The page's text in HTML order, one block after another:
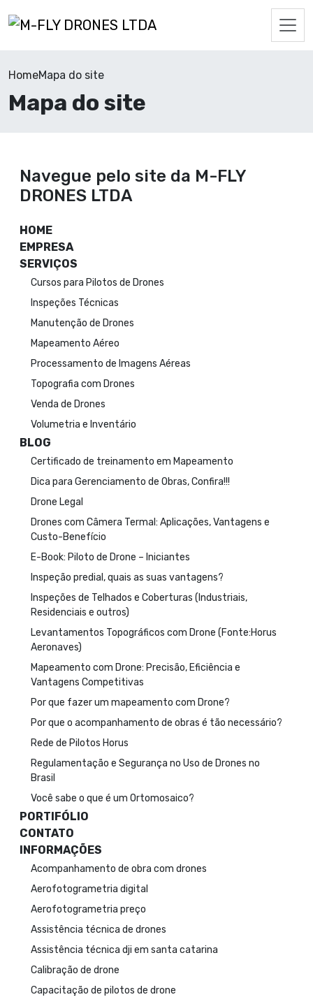
HomeMapa do site
Mapa do site
Navegue pelo site da M-FLY
DRONES LTDA
HOME
EMPRESA
SERVIÇOS
Cursos para Pilotos de Drones
Inspeções Técnicas
Manutenção de Drones
Mapeamento Aéreo
Processamento de Imagens Aéreas
Topografia com Drones
Venda de Drones
Volumetria e Inventário
BLOG
Certificado de treinamento em Mapeamento
Dica para Gerenciamento de Obras, Confira!!!
Drone Legal
Drones com Câmera Termal: Aplicações, Vantagens e
Custo-Benefício
E-Book: Piloto de Drone – Iniciantes
Inspeção predial, quais as suas vantagens?
Inspeções de Telhados e Coberturas (Industriais,
Residenciais e outros)
Levantamentos Topográficos com Drone (Fonte:Horus
Aeronaves)
Mapeamento com Drone: Precisão, Eficiência e
Vantagens Competitivas
Por que fazer um mapeamento com Drone?
Por que o acompanhamento de obras é tão necessário?
Rede de Pilotos Horus
Regulamentação e Segurança no Uso de Drones no
Brasil
Você sabe o que é um Ortomosaico?
PORTIFÓLIO
CONTATO
INFORMAÇÕES
Acompanhamento de obra com drones
Aerofotogrametria digital
Aerofotogrametria preço
Assistência técnica de drones
Assistência técnica dji em santa catarina
Calibração de drone
Capacitação de pilotos de drone